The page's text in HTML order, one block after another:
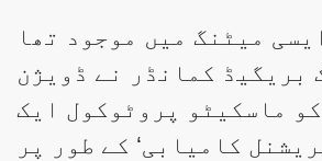
میٹنگ میں موجود تھا
بریگیڈ کمانڈر نے ڈویژن
ماسکیٹو پروٹوکول ایک
کامیابی‘ کے طور پر